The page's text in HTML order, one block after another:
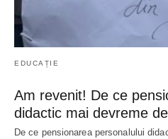
EDUCAȚIE
Am revenit! De ce
didactic mai devreme
De ce pensionarea personalului